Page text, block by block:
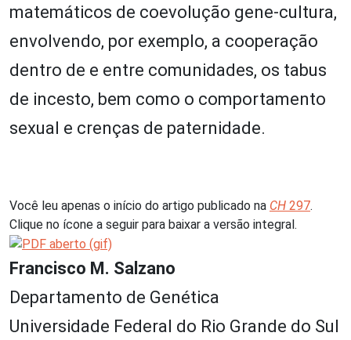
matemáticos de coevolução gene-cultura,
envolvendo, por exemplo, a cooperação
dentro de e entre comunidades, os tabus
de incesto, bem como o comportamento
sexual e crenças de paternidade.
Você leu apenas o início do artigo publicado na CH 297.
Clique no ícone a seguir para baixar a versão integral.
Francisco M. Salzano
Departamento de Genética
Universidade Federal do Rio Grande do Sul